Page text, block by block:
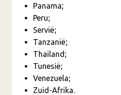
Panama;
Peru;
Servië;
Tanzanië;
Thailand;
Tunesië;
Venezuela;
Zuid-Afrika.